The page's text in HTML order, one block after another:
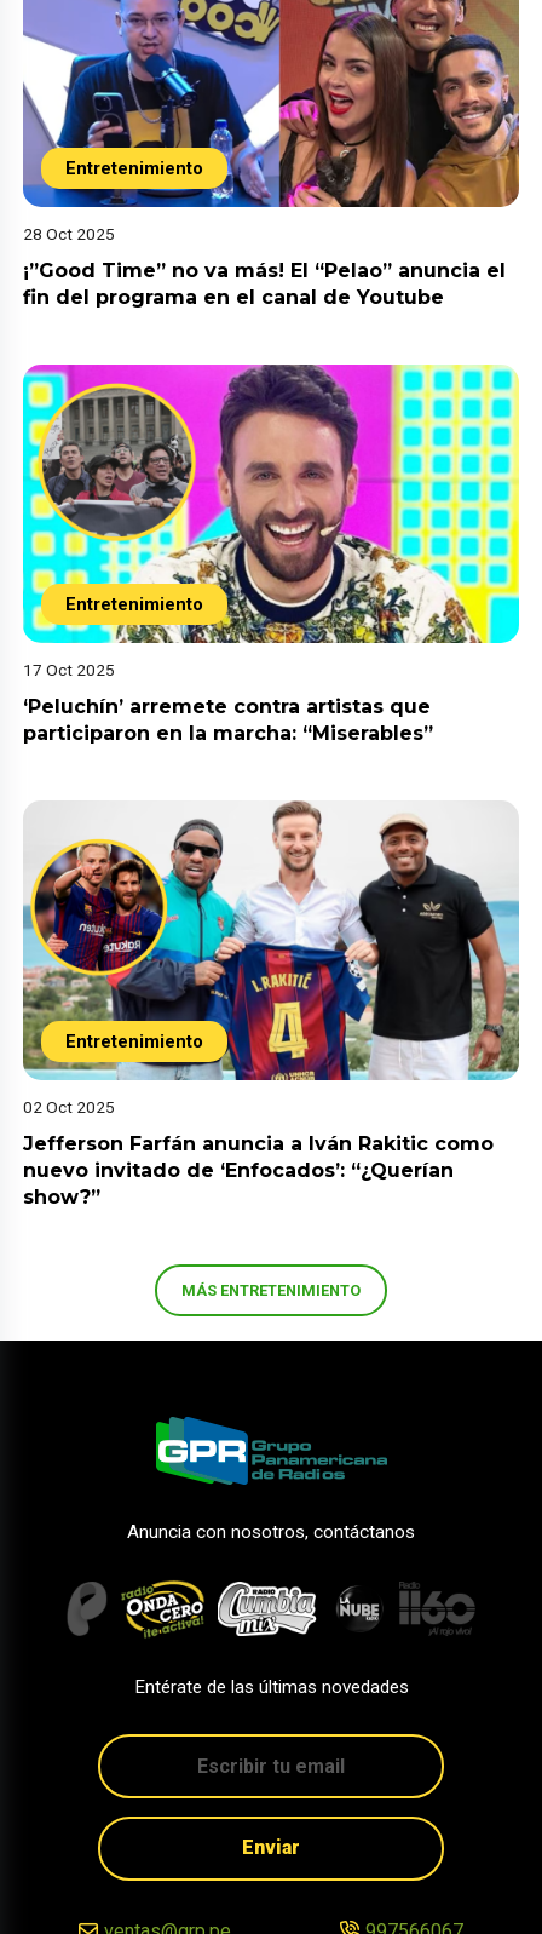
Entretenimiento
28 Oct 2025
¡”Good Time” no va más! El “Pelao” anuncia el
fin del programa en el canal de Youtube
Entretenimiento
17 Oct 2025
‘Peluchín’ arremete contra artistas que
participaron en la marcha: “Miserables”
Entretenimiento
02 Oct 2025
Jefferson Farfán anuncia a Iván Rakitic como
nuevo invitado de ‘Enfocados’: “¿Querían
show?”
MÁS ENTRETENIMIENTO
Anuncia con nosotros, contáctanos
Entérate de las últimas novedades
Enviar